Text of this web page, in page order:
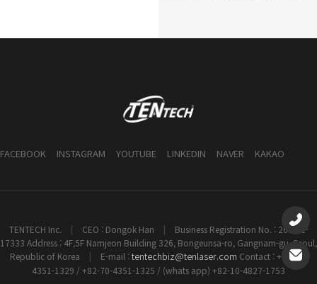
FACEBOOK INSTAGRAM YOUTUBE LINKEDIN NAVER KAKAO
TENTECH Inc. | CEO : Dongok Han |
Business Registration No. : 261-81-
17333 Address : 4F,5F Namjeon Building 326, Bongeunsa-ro, Gangnam-gu, Seoul,
Republic of Korea
| E-mail :tentechbiz@tenlaser.com Contact : +82-70-
4351-1329 / +82-70-4351-1325 / (whats app) +82-10-4827-1753